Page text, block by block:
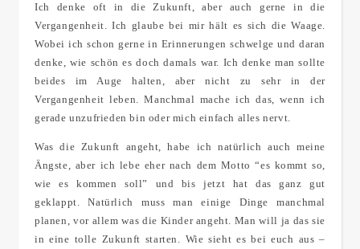
Ich denke oft in die Zukunft, aber auch gerne in die
Vergangenheit. Ich glaube bei mir hält es sich die Waage.
Wobei ich schon gerne in Erinnerungen schwelge und daran
denke, wie schön es doch damals war. Ich denke man sollte
beides im Auge halten, aber nicht zu sehr in der
Vergangenheit leben. Manchmal mache ich das, wenn ich
gerade unzufrieden bin oder mich einfach alles nervt.
Was die Zukunft angeht, habe ich natürlich auch meine
Ängste, aber ich lebe eher nach dem Motto “es kommt so,
wie es kommen soll” und bis jetzt hat das ganz gut
geklappt. Natürlich muss man einige Dinge manchmal
planen, vor allem was die Kinder angeht. Man will ja das sie
in eine tolle Zukunft starten. Wie sieht es bei euch aus –